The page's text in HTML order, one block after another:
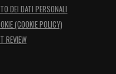
DEI DATI PERSONALI
(COOKIE POLICY)
REVIEW